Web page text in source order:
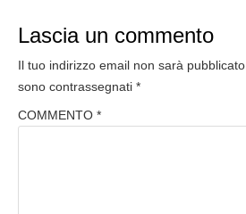
Lascia un commento
Il tuo indirizzo email non sarà pubblicato.
sono contrassegnati *
COMMENTO *